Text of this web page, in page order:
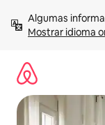
para
Mostrar idioma